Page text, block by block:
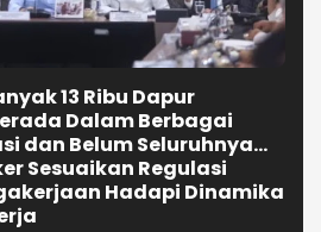
13 Ribu Dapur
Dalam Berbagai
dan Belum Seluruhnya
Sesuaikan Regulasi
Hadapi Dinamika